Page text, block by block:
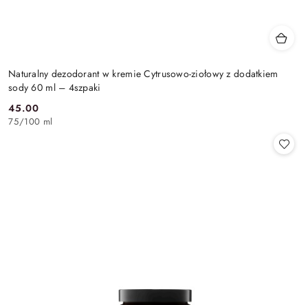
Naturalny dezodorant w kremie Cytrusowo-ziołowy z dodatkiem
sody 60 ml – 4szpaki
Cena:
45.00
75/100 ml